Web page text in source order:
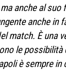
anche al suo
anche
match. È una
le
è sempre